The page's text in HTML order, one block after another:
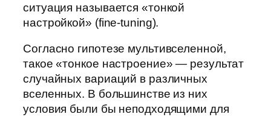
ситуация называется «тонкой
настройкой» (fine-tuning).
Согласно гипотезе мультивселенной,
такое «тонкое настроение» — результат
случайных вариаций в различных
вселенных. В большинстве из них
условия были бы неподходящими для